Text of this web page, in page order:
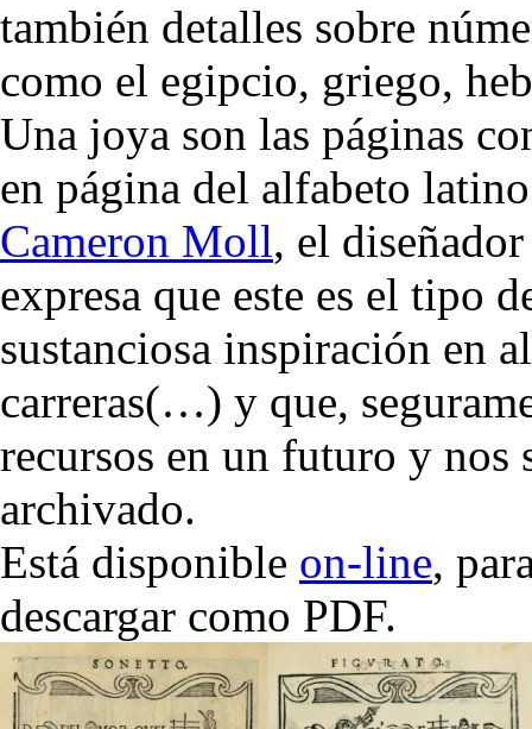
también detalles sobre
como el egipcio, griego,
Una joya son las páginas
en página del alfabeto
Cameron Moll, el
expresa que este es el tipo
sustanciosa inspiración en
carreras(…) y que,
recursos en un futuro y nos
archivado.
Está disponible on-line,
descargar como PDF.